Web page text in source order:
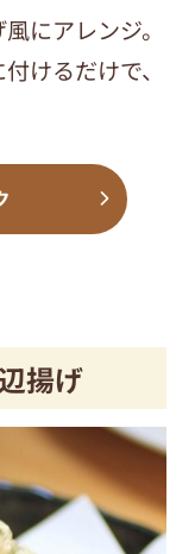
にアレンジ。
けるだけで、
揚げ